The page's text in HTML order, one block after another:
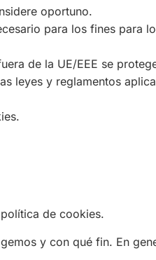
oportuno.
para los fines para
de la UE/EEE se
leyes y reglamentos
de cookies.
y con qué fin. En